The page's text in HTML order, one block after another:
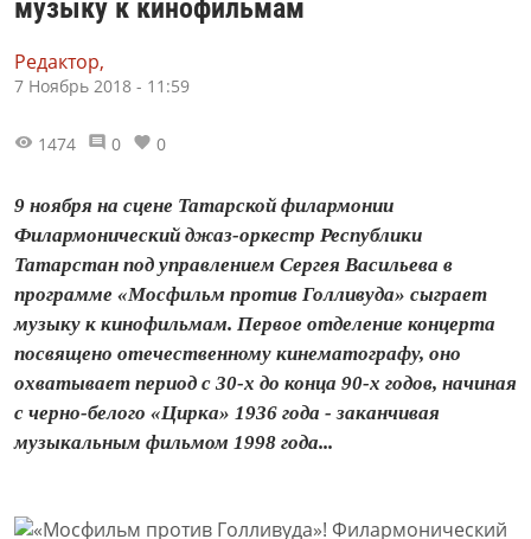
музыку к кинофильмам
Редактор,
7 Ноябрь 2018 - 11:59
1474 0 0
9 ноября на сцене Татарской филармонии
Филармонический джаз-оркестр Республики
Татарстан под управлением Сергея Васильева в
программе «Мосфильм против Голливуда» сыграет
музыку к кинофильмам. Первое отделение концерта
посвящено отечественному кинематографу, оно
охватывает период с 30-х до конца 90-х годов, начиная
с черно-белого «Цирка» 1936 года - заканчивая
музыкальным фильмом 1998 года...